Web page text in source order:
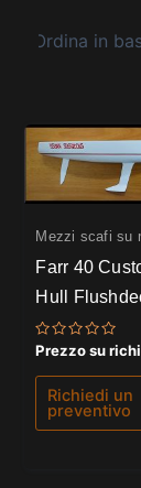
Mezzi scafi su
Farr 40
Hull
Valutato
su
Prezzo su
Richiedi un
preventivo